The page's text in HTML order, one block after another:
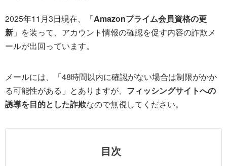
2025年11月3日現在、「Amazonプライム会員資格の更
新 」を装って、アカウント情報の確認を促す内容の詐欺メ
ールが出回っています。
メールには、「48時間以内に確認がない場合は制限がかか
る可能性がある」とありますが、 フィッシングサイトへの
誘導を目的とした詐欺なので無視してください。
目次